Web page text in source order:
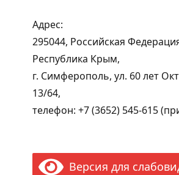
Адрес:
295044, Российская
Республика Крым,
г. Симферополь, ул. 60 лет
13/64,
телефон: +7 (3652) 545-615
Версия для